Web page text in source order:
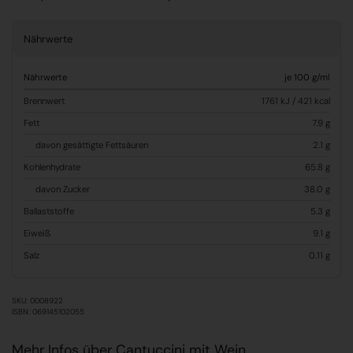
Nährwerte
Nährwerte
je 100 g/ml
Brennwert
1761 kJ / 421 kcal
Fett
7.9 g
davon gesättigte Fettsäuren
2.1 g
Kohlenhydrate
65.8 g
davon Zucker
38.0 g
Ballaststoffe
5.3 g
Eiweiß
9.1 g
Salz
0.11 g
SKU: 0008922
ISBN: 069145102055
Mehr Infos über Cantuccini mit Wein